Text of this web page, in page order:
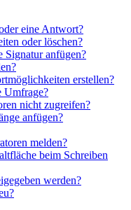
eine Antwort?
oder löschen?
Signatur anfügen?
erstellen?
Umfrage?
nicht zugreifen?
anfügen?
melden?
beim Schreiben
werden?